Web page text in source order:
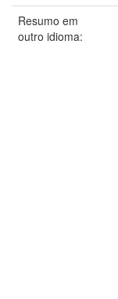
Resumo em
outro idioma: